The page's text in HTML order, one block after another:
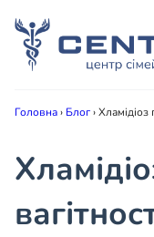
Головна› Блог›Хламідіоз